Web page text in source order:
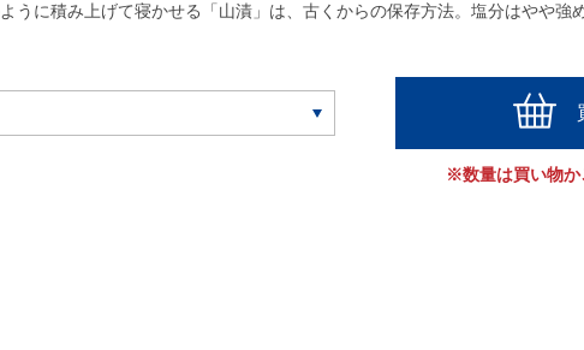
うに積み上げて寝かせる「山漬」は、古くからの保存方法。塩分はやや強
※数量は買い物か